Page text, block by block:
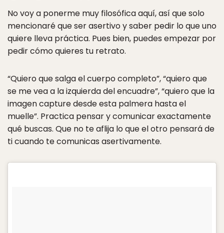
No voy a ponerme muy filosófica aquí, así que solo
mencionaré que ser asertivo y saber pedir lo que uno
quiere lleva práctica. Pues bien, puedes empezar por
pedir cómo quieres tu retrato.
“Quiero que salga el cuerpo completo”, “quiero que
se me vea a la izquierda del encuadre”, “quiero que la
imagen capture desde esta palmera hasta el
muelle”. Practica pensar y comunicar exactamente
qué buscas. Que no te aflija lo que el otro pensará de
ti cuando te comunicas asertivamente.